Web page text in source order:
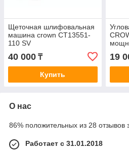
Щеточная шлифовальная
машина crown СТ13551-
110 SV
40 000 ₸
Купить
19
О нас
86% положительных из 28 отзывов
Работает с 31.01.2018